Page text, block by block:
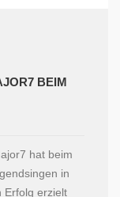
BEIM B
hat beim
in
Erfolg erzielt